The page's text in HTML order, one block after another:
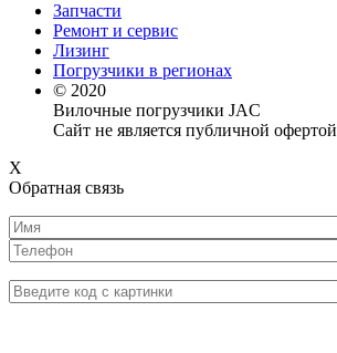
Запчасти
Ремонт и сервис
Лизинг
Погрузчики в регионах
© 2020
Вилочные погрузчики JAC
Сайт не является публичной офертой
X
Обратная связь